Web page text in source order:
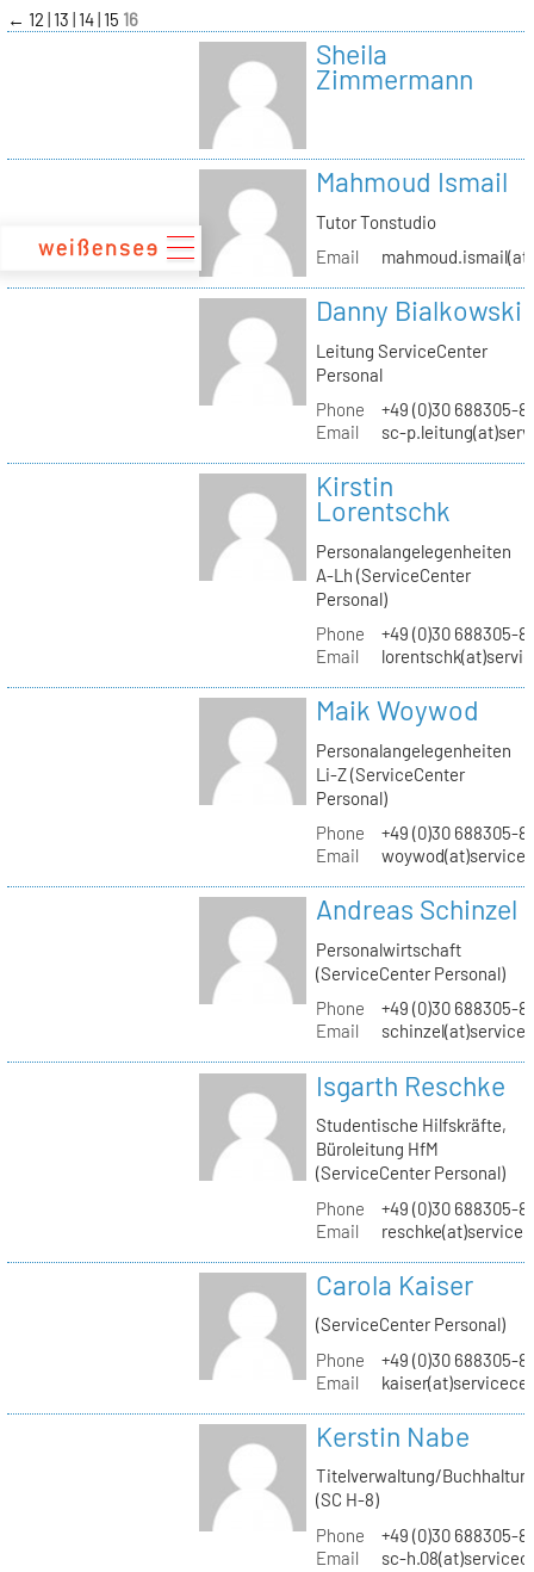
zum
Inhalt
← 12 13 14 15 16
Sheila
Zimmermann
Mahmoud Ismail
Tutor Tonstudio
Email
Danny Bialkowski
Leitung ServiceCenter
Personal
Phone
+49 (0)30 688305-
Email
sc-
Kirstin
Lorentschk
Personalangelegenheiten
A-Lh (ServiceCenter
Personal)
Phone
+49 (0)30 688305-
Email
Maik Woywod
Personalangelegenheiten
Li-Z (ServiceCenter
Personal)
Phone
+49 (0)30 688305-
Email
Andreas Schinzel
Personalwirtschaft
(ServiceCenter Personal)
Phone
+49 (0)30 688305-
Email
Isgarth Reschke
Studentische Hilfskräfte,
Büroleitung HfM
(ServiceCenter Personal)
Phone
+49 (0)30 688305-
Email
Carola Kaiser
(ServiceCenter Personal)
Phone
+49 (0)30 688305-
Email
Kerstin Nabe
Titelverwaltung/
(SC H-8)
Phone
+49 (0)30 688305-
Email
sc-